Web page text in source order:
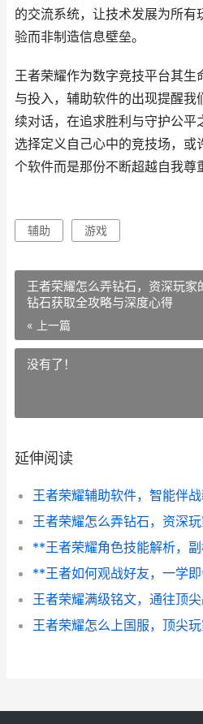
的交流系统，让技术发展为所有
验而非制造信息壁垒。
王者荣耀作为数字竞技平台其生
与投入，辅助软件的出现提醒我
续对话，在追求胜利与守护公平
选择定义自己心中的竞技场，或
个软件而是那份不断超越自我尊
辅助 游戏
王者荣耀怎么弄钻石，资深玩家
钻石获取全攻略与深度心得
« 上一篇
没有了！
延伸阅读
王者荣耀辅助软件，智能伴